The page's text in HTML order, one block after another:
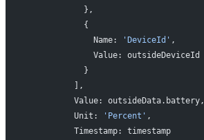
            },
            {
              Name:
'DeviceId' ,
              Value: outsideDeviceId
            }
          ],
          Value: outsideData.battery,
          Unit:
'Percent' ,
          Timestamp: timestamp